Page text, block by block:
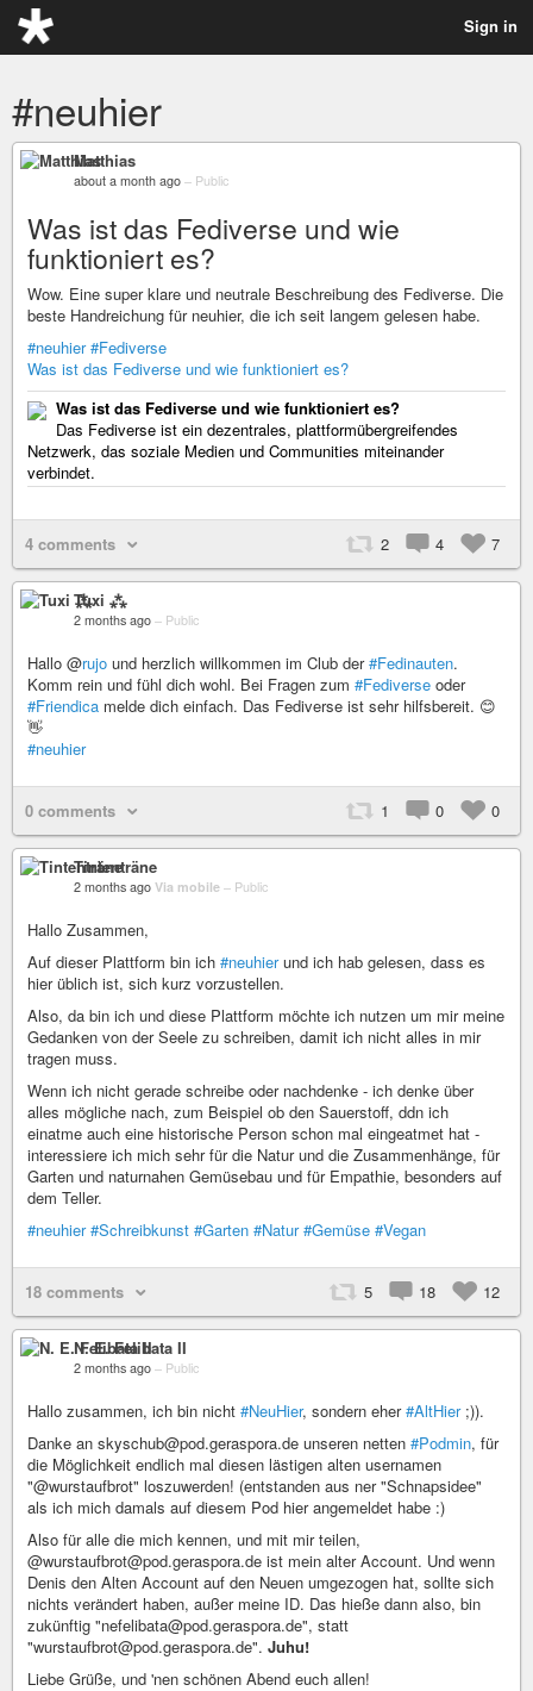
Sign in
#neuhier
Matthias
about a month ago – Public
Was ist das Fediverse und wie
funktioniert es?
Wow. Eine super klare und neutrale Beschreibung des Fediverse. Die
beste Handreichung für neuhier, die ich seit langem gelesen habe.
#neuhier #Fediverse
Was ist das Fediverse und wie funktioniert es?
Was ist das Fediverse und wie funktioniert es?
Das Fediverse ist ein dezentrales, plattformübergreifendes
Netzwerk, das soziale Medien und Communities miteinander
verbindet.
4 comments 2 4 7
Tuxi ⁂
2 months ago – Public
Hallo @rujo und herzlich willkommen im Club der#Fedinauten.
Komm rein und fühl dich wohl. Bei Fragen zum #Fediverse oder
#Friendica melde dich einfach. Das Fediverse ist sehr hilfsbereit. 😊
👋
#neuhier
0 comments 1 0 0
Tintenträne
2 months ago Via mobile – Public
Hallo Zusammen,
Auf dieser Plattform bin ich #neuhierund ich hab gelesen, dass es
hier üblich ist, sich kurz vorzustellen.
Also, da bin ich und diese Plattform möchte ich nutzen um mir meine
Gedanken von der Seele zu schreiben, damit ich nicht alles in mir
tragen muss.
Wenn ich nicht gerade schreibe oder nachdenke - ich denke über
alles mögliche nach, zum Beispiel ob den Sauerstoff, ddn ich
einatme auch eine historische Person schon mal eingeatmet hat -
interessiere ich mich sehr für die Natur und die Zusammenhänge, für
Garten und naturnahen Gemüsebau und für Empathie, besonders auf
dem Teller.
#neuhier #Schreibkunst #Garten #Natur #Gemüse #Vegan
18 comments 5 18 12
N. E. Felibata II
2 months ago – Public
Hallo zusammen, ich bin nicht #NeuHier, sondern eher#AltHier;)).
Danke an skyschub@pod.geraspora.de unseren netten #Podmin, für
die Möglichkeit endlich mal diesen lästigen alten usernamen
"@wurstaufbrot" loszuwerden! (entstanden aus ner "Schnapsidee"
als ich mich damals auf diesem Pod hier angemeldet habe :)
Also für alle die mich kennen, und mit mir teilen,
@wurstaufbrot@pod.geraspora.de ist mein alter Account. Und wenn
Denis den Alten Account auf den Neuen umgezogen hat, sollte sich
nichts verändert haben, außer meine ID. Das hieße dann also, bin
zukünftig "nefelibata@pod.geraspora.de", statt
"wurstaufbrot@pod.geraspora.de". Juhu!
Liebe Grüße, und 'nen schönen Abend euch allen!